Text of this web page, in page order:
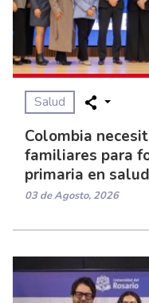
Salud
Colombia
familiares para
primaria en salud
03 de Agosto, 2026